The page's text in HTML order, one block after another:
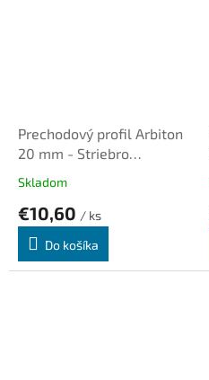
Prechodový profil Arbiton
20 mm - Striebro
samolepiaci plochý
Skladom
€10,60 / ks
Do košíka